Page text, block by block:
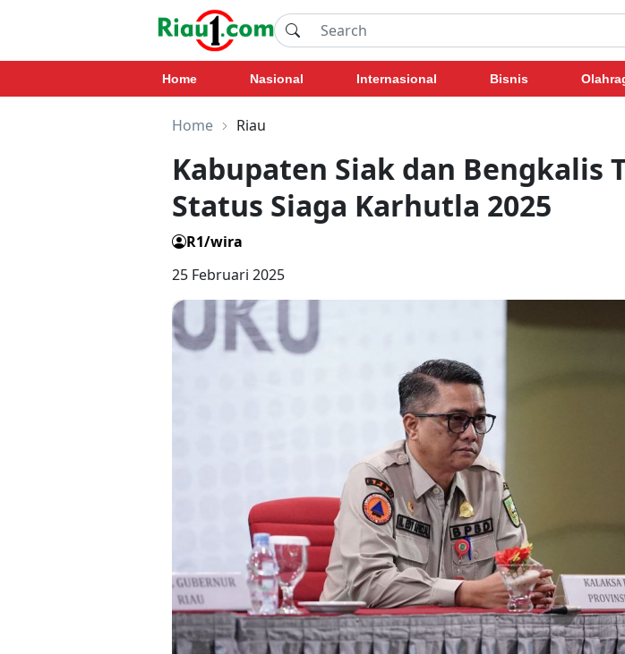
Home Nasional Internasional Bisnis
Home Riau
Kabupaten Siak dan Bengkalis
Status Siaga Karhutla 2025
R1/wira
25 Februari 2025